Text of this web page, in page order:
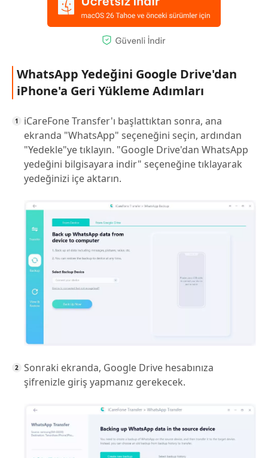
WhatsApp Yedeğini Google Drive'dan
iPhone'a Geri Yükleme Adımları
iCareFone Transfer'ı başlattıktan sonra, ana
ekranda "WhatsApp" seçeneğini seçin, ardından
"Yedekle"ye tıklayın. "Google Drive'dan WhatsApp
yedeğini bilgisayara indir" seçeneğine tıklayarak
yedeğinizi içe aktarın.
Sonraki ekranda, Google Drive hesabınıza
şifrenizle giriş yapmanız gerekecek.